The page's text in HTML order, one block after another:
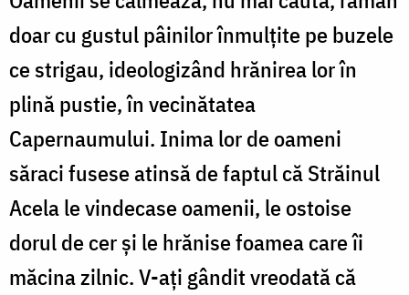
doar cu gustul pâinilor înmulțite pe buzele
ce strigau, ideologizând hrănirea lor în
plină pustie, în vecinătatea
Capernaumului. Inima lor de oameni
săraci fusese atinsă de faptul că Străinul
Acela le vindecase oamenii, le ostoise
dorul de cer și le hrănise foamea care îi
măcina zilnic. V-ați gândit vreodată că